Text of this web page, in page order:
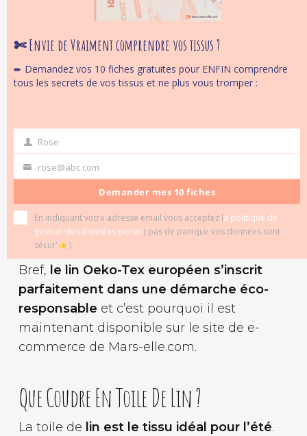
L’arrachage des plante de Lin et le
début du rouissage.
Par contre le produit fini est testé selon
éventuelle de résidus de produits
chimiques. Le lin certifié Oeko-Tex a passé
ces tests de manière satisfaisante et il ne
contient aucune trace résiduelle de
produits chimiques (pour mieux
comprendre les certifications textiles).
Bref, le lin Oeko-Tex européen s’inscrit
parfaitement dans une démarche éco-
responsable et c’est pourquoi il est
maintenant disponible sur le site de e-
commerce de Mars-elle.com.
Que Coudre En Toile De Lin ?
La toile de lin est le tissu idéal pour l’été.
✄ Envie de Vraiment comprendre vos tissus ?
➨ Demandez vos 10 fiches gratuites pour ENFIN comprendre
tous les secrets de vos tissus et ne plus vous tromper :
first
name
Rose
Your
email
rose@abc.com
Demander mes 10 fiches
En indiquant votre adresse email vous acceptez la politique de
gestion des données perso ( pas de panique vos données sont
sécur'
)